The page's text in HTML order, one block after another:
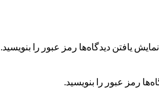
یافتن دیدگاه‌ها رمز عبور را بنویسید.
رمز عبور را بنویسید.